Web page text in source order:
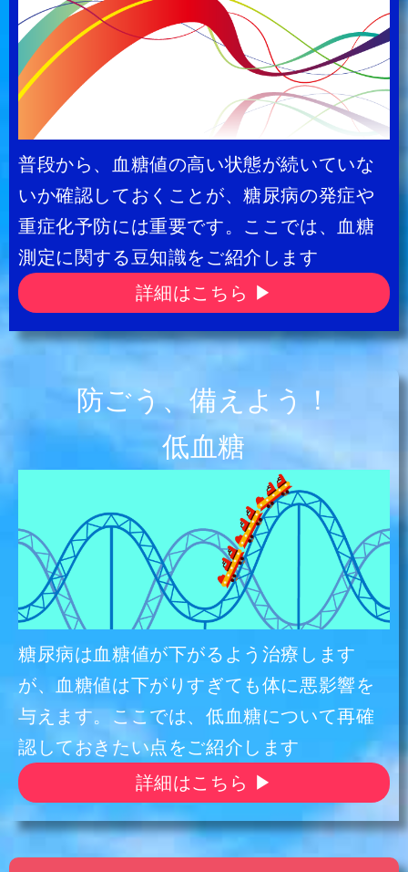
普段から、血糖値の高い状態が続いていな
いか確認しておくことが、糖尿病の発症や
重症化予防には重要です。ここでは、血糖
測定に関する豆知識をご紹介します
詳細はこちら ▶
防ごう、備えよう！
低血糖
糖尿病は血糖値が下がるよう治療します
が、血糖値は下がりすぎても体に悪影響を
与えます。ここでは、低血糖について再確
認しておきたい点をご紹介します
詳細はこちら ▶